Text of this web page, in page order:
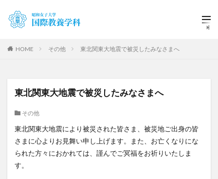
HOME その他 東北関東大地震で被災したみなさまへ
東北関東大地震で被災したみなさまへ
その他
東北関東大地震により被災された皆さま、被災地ご出身の皆
さまに心よりお見舞い申し上げます。また、お亡くなりにな
られた方々におかれては、謹んでご冥福をお祈りいたしま
す。